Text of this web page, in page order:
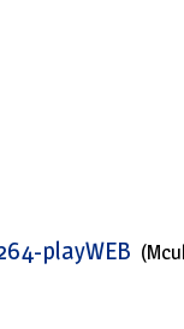
playWEB